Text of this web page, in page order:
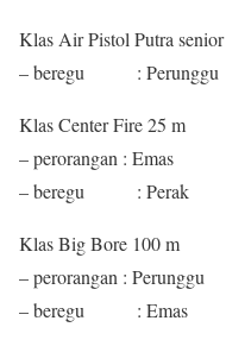
Klas Air Pistol Putra senior
– beregu : Perunggu
Klas Center Fire 25 m
– perorangan : Emas
– beregu : Perak
Klas Big Bore 100 m
– perorangan : Perunggu
– beregu : Emas